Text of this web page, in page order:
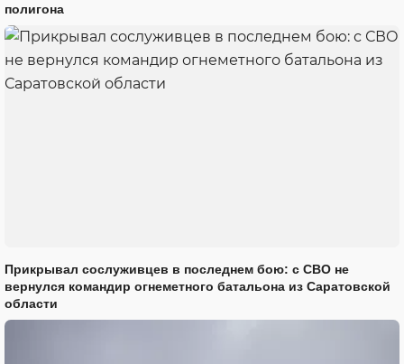
полигона
Прикрывал сослуживцев в последнем бою: с СВО не
вернулся командир огнеметного батальона из Саратовской
области